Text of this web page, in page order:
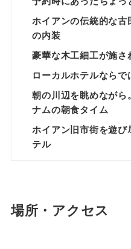
ホイアンの伝統的な
の内装
豪華な木工細工が施
ローカルホテルなら
朝の川辺を眺めながら
ナムの朝食タイム
ホイアン旧市街を遊
テル
場所・アクセス